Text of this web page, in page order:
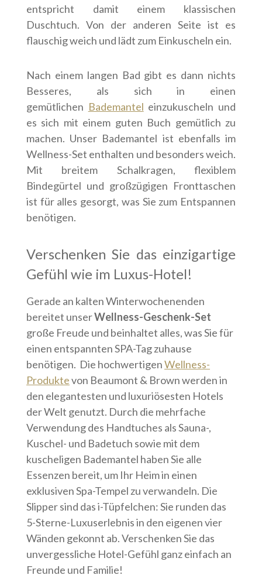
entspricht damit einem klassischen
Duschtuch. Von der anderen Seite ist es
flauschig weich und lädt zum Einkuscheln ein.
Nach einem langen Bad gibt es dann nichts
Besseres, als sich in einen
gemütlichen Bademantel einzukuscheln und
es sich mit einem guten Buch gemütlich zu
machen. Unser Bademantel ist ebenfalls im
Wellness-Set enthalten und besonders weich.
Mit breitem Schalkragen, flexiblem
Bindegürtel und großzügigen Fronttaschen
ist für alles gesorgt, was Sie zum Entspannen
benötigen.
Verschenken Sie das einzigartige
Gefühl wie im Luxus-Hotel!
Gerade an kalten Winterwochenenden
bereitet unserWellness-Geschenk-Set
große Freude und beinhaltet alles, was Sie für
einen entspannten SPA-Tag zuhause
benötigen. Die hochwertigenWellness-
Produktevon Beaumont & Brown werden in
den elegantesten und luxuriösesten Hotels
der Welt genutzt. Durch die mehrfache
Verwendung des Handtuches als Sauna-,
Kuschel- und Badetuch sowie mit dem
kuscheligen Bademantel haben Sie alle
Essenzen bereit, um Ihr Heim in einen
exklusiven Spa-Tempel zu verwandeln. Die
Slipper sind das i-Tüpfelchen: Sie runden das
5-Sterne-Luxuserlebnis in den eigenen vier
Wänden gekonnt ab. Verschenken Sie das
unvergessliche Hotel-Gefühl ganz einfach an
Freunde und Familie!